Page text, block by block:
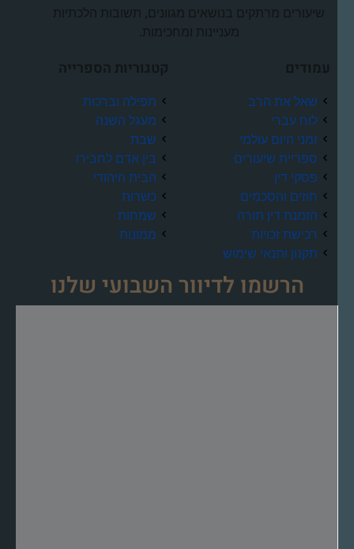
שיעורים מרתקים בנושאים מגוונים, תשובות הלכתיות
מעניינות ומחכימות.
עמודים
שאל את הרב
לוח עברי
זמני היום עולמי
ספריית שיעורים
פסקי דין
חוזים והסכמים
הזמנת דין תורה
רכישת זכויות
תקנון ותנאי שימוש
קטגוריות הספרייה
תפילה וברכות
מעגל השנה
שבת
בין אדם לחבירו
הבית היהודי
כשרות
שמחות
ממונות
הרשמו לדיוור השבועי שלנו